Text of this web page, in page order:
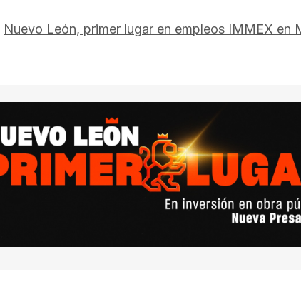
Nuevo León, primer lugar en empleos IMMEX en